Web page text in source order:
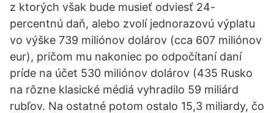
z ktorých však bude musieť odviesť 24-
percentnú daň, alebo zvolí jednorazovú výplatu
vo výške 739 miliónov dolárov (cca 607 miliónov
eur), pričom mu nakoniec po odpočítaní daní
príde na účet 530 miliónov dolárov (435 Rusko
na rôzne klasické médiá vyhradilo 59 miliárd
rubľov. Na ostatné potom ostalo 15,3 miliardy, čo